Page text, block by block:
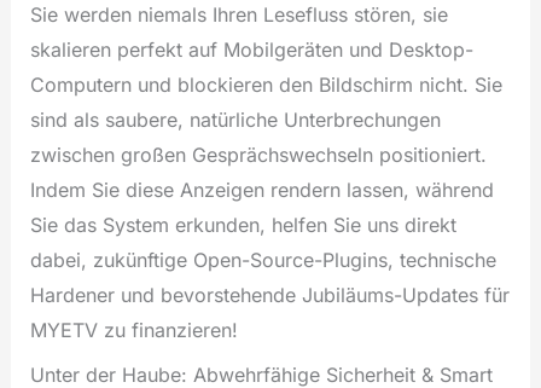
Sie werden niemals Ihren Lesefluss stören, sie
skalieren perfekt auf Mobilgeräten und Desktop-
Computern und blockieren den Bildschirm nicht. Sie
sind als saubere, natürliche Unterbrechungen
zwischen großen Gesprächswechseln positioniert.
Indem Sie diese Anzeigen rendern lassen, während
Sie das System erkunden, helfen Sie uns direkt
dabei, zukünftige Open-Source-Plugins, technische
Hardener und bevorstehende Jubiläums-Updates für
MYETV zu finanzieren!
Unter der Haube: Abwehrfähige Sicherheit & Smart